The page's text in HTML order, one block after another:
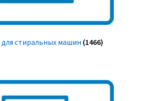
для стиральных машин (1466)